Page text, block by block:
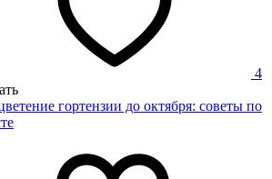
4
гортензии до октября: советы по